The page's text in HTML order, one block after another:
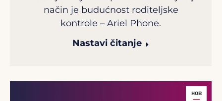
način je budućnost roditeljske
kontrole – Ariel Phone.
Nastavi čitanje
нов